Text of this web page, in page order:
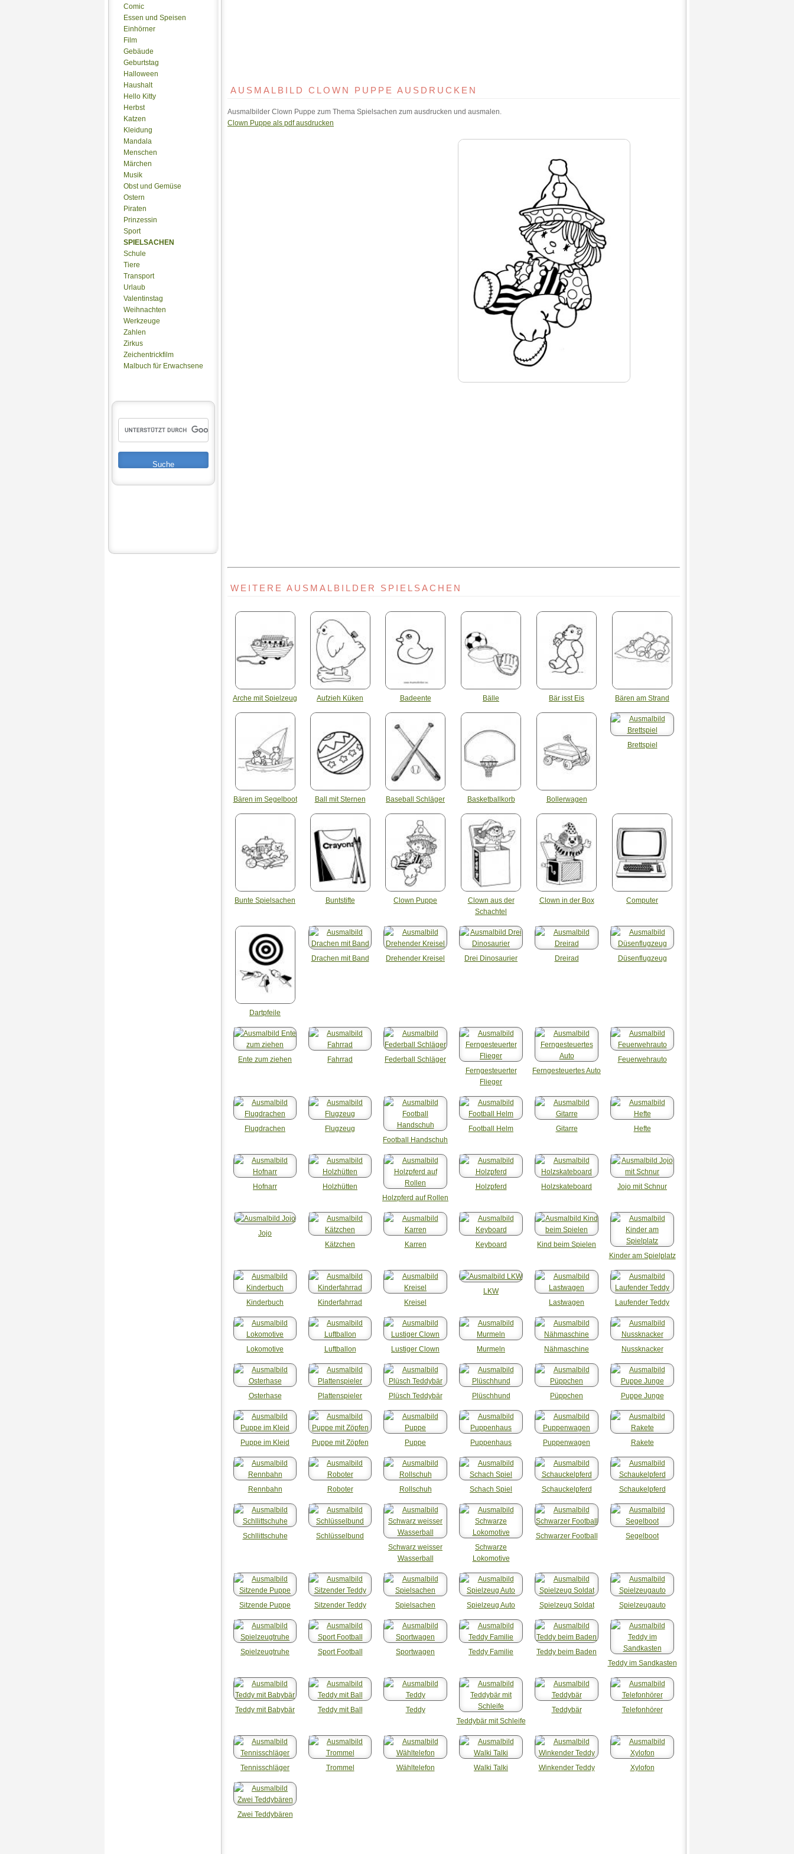
Comic
Essen und Speisen
Einhörner
Film
Gebäude
Geburtstag
Halloween
Haushalt
Hello Kitty
Herbst
Katzen
Kleidung
Mandala
Menschen
Märchen
Musik
Obst und Gemüse
Ostern
Piraten
Prinzessin
Sport
SPIELSACHEN
Schule
Tiere
Transport
Urlaub
Valentinstag
Weihnachten
Werkzeuge
Zahlen
Zirkus
Zeichentrickfilm
Malbuch für Erwachsene
AUSMALBILD CLOWN PUPPE AUSDRUCKEN
Ausmalbilder Clown Puppe zum Thema Spielsachen zum ausdrucken und ausmalen.
Clown Puppe als pdf ausdrucken
WEITERE AUSMALBILDER SPIELSACHEN
Arche mit Spielzeug Aufzieh Küken Badeente Bälle Bär isst Eis Bären am Strand
Bären im Segelboot Ball mit Sternen Baseball Schläger Basketballkorb Bollerwagen
Brettspiel
Bunte Spielsachen Buntstifte Clown Puppe
Clown aus der
Schachtel
Clown in der Box Computer
Dartpfeile
Drachen mit Band Drehender Kreisel Drei Dinosaurier Dreirad Düsenflugzeug
Ente zum ziehen Fahrrad
Federball Schläger
Ferngesteuerter
Flieger
Ferngesteuertes Auto
Feuerwehrauto
Flugdrachen
Flugzeug
Football Handschuh
Football Helm Gitarre Hefte
Hofnarr
Holzhütten
Holzpferd auf Rollen
Holzpferd Holzskateboard Jojo mit Schnur
Jojo
Kätzchen
Karren Keyboard
Kind beim Spielen
Kinder am Spielplatz
Kinderbuch Kinderfahrrad Kreisel
LKW
Lastwagen
Laufender Teddy
Lokomotive Luftballon Lustiger Clown Murmeln Nähmaschine Nussknacker
Osterhase Plattenspieler Plüsch Teddybär Plüschhund Püppchen Puppe Junge
Puppe im Kleid Puppe mit Zöpfen Puppe Puppenhaus Puppenwagen Rakete
Rennbahn Roboter Rollschuh Schach Spiel Schauckelpferd Schaukelpferd
Schllittschuhe
Schlüsselbund
Schwarz weisser
Wasserball
Schwarze
Lokomotive
Schwarzer Football Segelboot
Sitzende Puppe Sitzender Teddy Spielsachen Spielzeug Auto Spielzeug Soldat Spielzeugauto
Spielzeugtruhe Sport Football Sportwagen Teddy Familie
Teddy beim Baden
Teddy im Sandkasten
Teddy mit Babybär Teddy mit Ball
Teddy
Teddybär mit Schleife
Teddybär Telefonhörer
Tennisschläger Trommel Wähltelefon Walki Talki Winkender Teddy Xylofon
Zwei Teddybären